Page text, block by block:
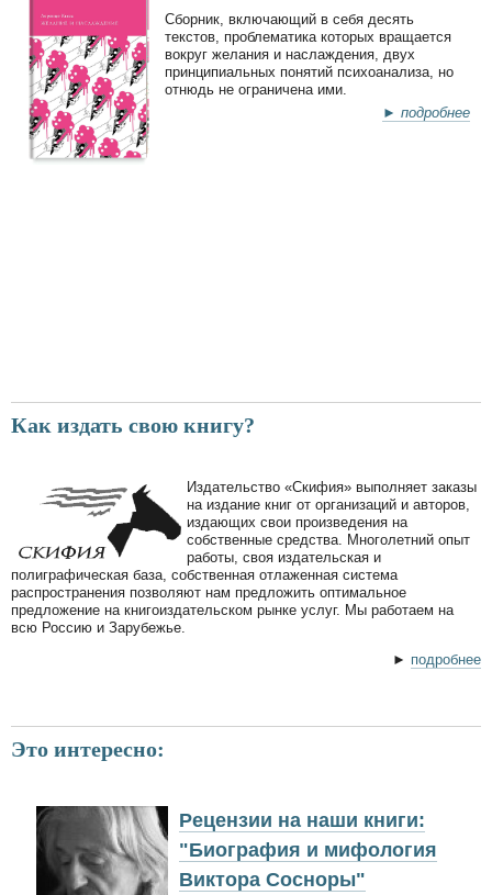
Cборник, включающий в себя десять
текстов, проблематика которых вращается
вокруг желания и наслаждения, двух
принципиальных понятий психоанализа, но
отнюдь не ограничена ими.
► подробнее
Как издать свою книгу?
Издательство «Скифия» выполняет заказы
на издание книг от организаций и авторов,
издающих свои произведения на
собственные средства. Многолетний опыт
работы, своя издательская и
полиграфическая база, собственная отлаженная система
распространения позволяют нам предложить оптимальное
предложение на книгоиздательском рынке услуг. Мы работаем на
всю Россию и Зарубежье.
► подробнее
Это интересно:
Рецензии на наши книги:
"Биография и мифология
Виктора Сосноры"